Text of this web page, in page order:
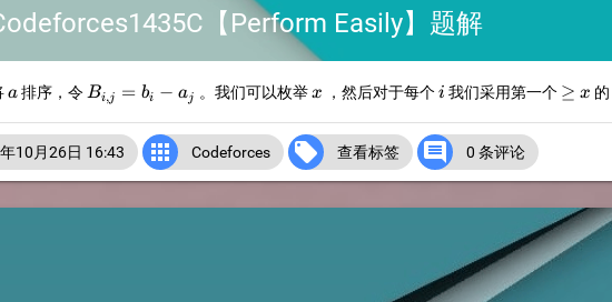
【Perform Easily】题解
a
a排序，令 B_{i,j}=b_i-
Bi,j = bi − aj 。我们可以枚举x
x ，然后对于每个i
i 我们采用第一个 \ge
≥ x 的
10月26日 16:43  Codeforces  查看标签  0 条评论